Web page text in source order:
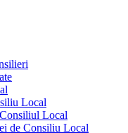
Local
Local
de Consiliu Local